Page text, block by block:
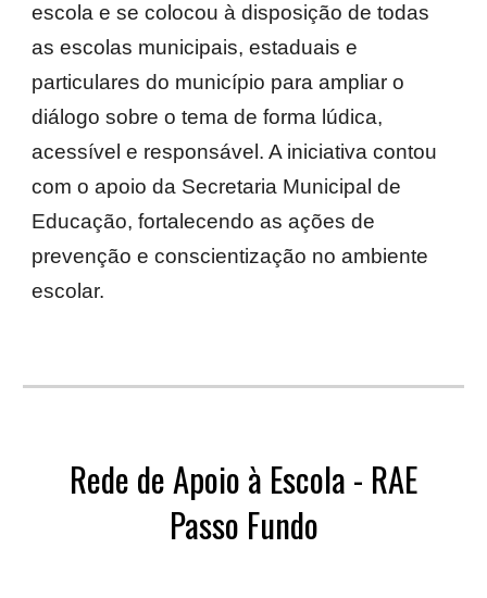
escola e se colocou à disposição de todas
as escolas municipais, estaduais e
particulares do município para ampliar o
diálogo sobre o tema de forma lúdica,
acessível e responsável. A iniciativa contou
com o apoio da Secretaria Municipal de
Educação, fortalecendo as ações de
prevenção e conscientização no ambiente
escolar.
Rede de Apoio à Escola - RAE
Passo Fundo